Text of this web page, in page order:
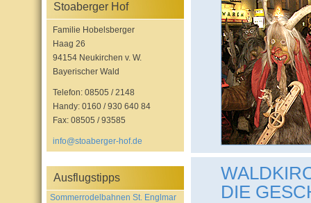
Stoaberger Hof
Familie Hobelsberger
Haag 26
94154 Neukirchen v. W.
Bayerischer Wald
Telefon: 08505 / 2148
Handy: 0160 / 930 640 84
Fax: 08505 / 93585
info@stoaberger-hof.de
Ausflugstipps
Sommerrodelbahnen St. Englmar
DIE